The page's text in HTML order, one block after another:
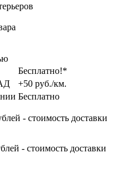
Бесплатно!*
+50 руб./км.
Бесплатно
- стоимость доставки
- стоимость доставки